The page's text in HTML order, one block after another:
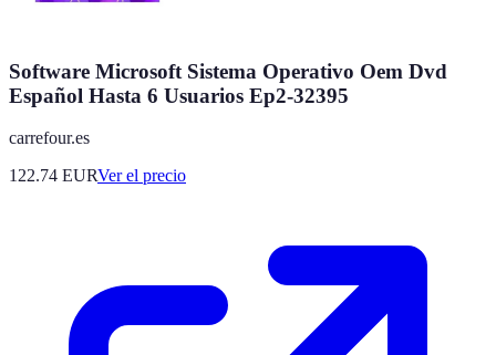
Software Microsoft Sistema Operativo Oem Dvd
Español Hasta 6 Usuarios Ep2-32395
carrefour.es
122.74 EURVer el precio